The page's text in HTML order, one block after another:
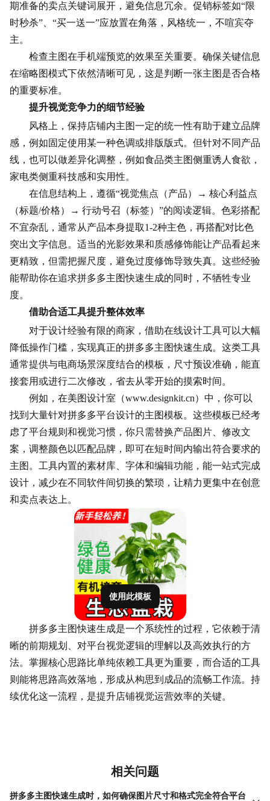
期准备的卖点关键词展开，避免信息冗余。促销标签如“限
时秒杀”、“买一送一”应放置在角落，风格统一，不喧宾夺
主。
检查主图在手机端预览的效果至关重要。确保关键信息
在缩略图模式下依然清晰可见，这是判断一张主图是否合格
的重要标准。
提升视觉竞争力的细节经验
风格上，保持店铺内主图一定的统一性有助于建立品牌
感，例如固定使用某一种色调或排版版式。但针对不同产品
线，也可以做差异化调整，例如食品类主图侧重诱人食欲，
家电类侧重科技感和实用性。
在信息结构上，遵循“视觉焦点（产品）→ 核心利益点
（标题/价格）→ 行动号召（标签）”的阅读逻辑。 色彩搭配
不宜杂乱，通常从产品本身提取1-2种主色，再搭配对比色
突出文字信息。适当的光影效果和质感修饰能让产品看起来
更精致，但需把握尺度，避免过度修饰导致失真。这些经验
能帮助你在追求拼多多主图快速生成的同时，不牺牲专业
度。
借助合适工具提升整体效率
对于设计经验有限的商家，借助在线设计工具可以大幅
降低操作门槛，实现真正的拼多多主图快速生成。这类工具
通常提供与电商场景深度结合的模板，尺寸预设准确，能直
接套用或进行二次修改，省去从零开始的摸索时间。
例如，在美图设计室（www.designkit.cn）中，你可以
找到大量针对拼多多平台设计的主图模板。这些模板已经考
虑了平台规则和视觉习惯，你只需替换产品图片、修改文
案，调整颜色以匹配品牌，即可在短时间内输出符合要求的
主图。工具内置的素材库、字体和编辑功能，能一站式完成
设计，减少在不同软件间切换的繁琐，让精力更集中在创意
和卖点表达上。
使用此模板
拼多多主图快速生成是一个系统性的过程，它依赖于清
晰的前期规划、对平台视觉逻辑的理解以及高效执行的方
法。掌握核心思路比单纯依赖工具更为重要，而合适的工具
则能将思路高效落地，形成从构思到成品的流畅工作流。持
续优化这一流程，是提升店铺视觉运营效率的关键。
相关问题
拼多多主图快速生成时，如何确保图片尺寸和格式完全符合平台